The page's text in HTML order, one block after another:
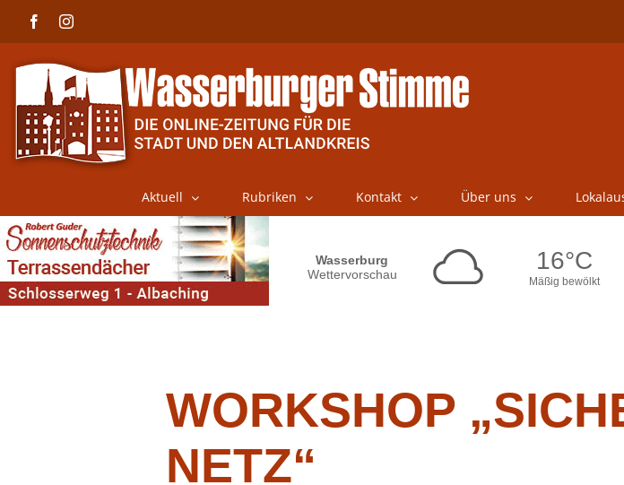
FacebookInstagram
Aktuell Rubriken Kontakt Über uns
WORKSHOP
NETZ“